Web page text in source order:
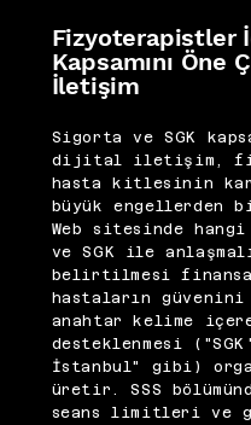
Fizyoterapistler
Kapsamını Öne
İletişim
Sigorta ve SGK
dijital iletişim,
hasta kitlesinin
büyük engellerden
Web sitesinde
ve SGK ile
belirtilmesi
hastaların
anahtar kelime
desteklenmesi
İstanbul" gibi)
üretir. SSS
seans limitleri ve